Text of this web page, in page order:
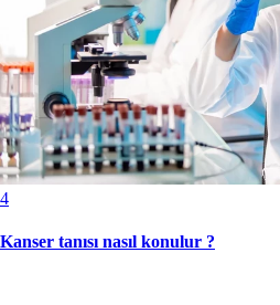
4
Kanser tanısı nasıl konulur ?